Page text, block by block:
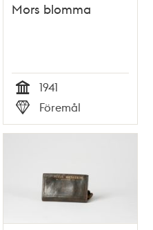
Mors blomma
Tid
1941
Typ
Föremål